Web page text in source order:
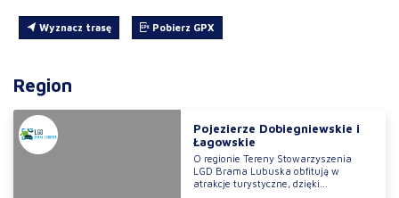
Wyznacz trasę Pobierz GPX
Region
Pojezierze Dobiegniewskie i
Łagowskie
O regionie Tereny Stowarzyszenia
LGD Brama Lubuska obfitują w
atrakcje turystyczne, dzięki...